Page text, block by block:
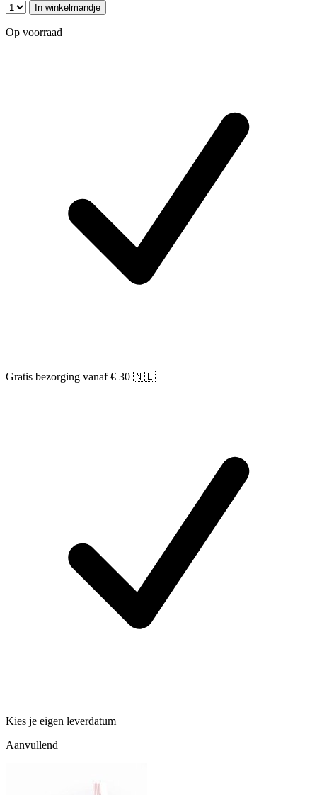
In winkelmandje
Op voorraad
Gratis bezorging vanaf € 30 🇳🇱
Kies je eigen leverdatum
Aanvullend